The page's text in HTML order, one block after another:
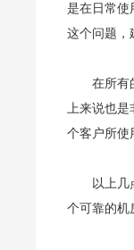
是在日常使
这个问题，
在所有
上来说也是
个客户所使
以上几
个可靠的机